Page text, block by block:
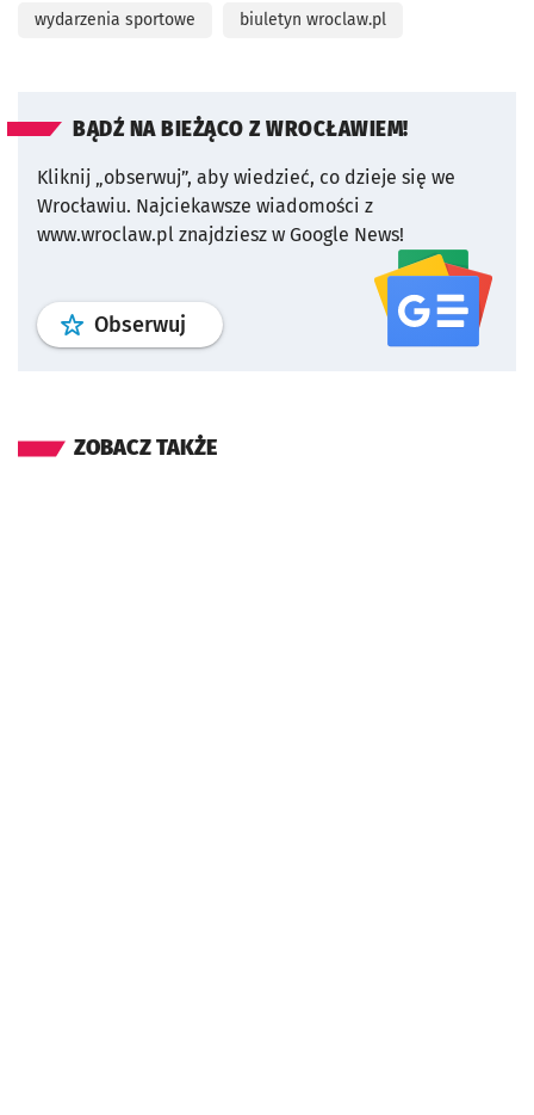
wydarzenia sportowe biuletyn wroclaw.pl
BĄDŹ NA BIEŻĄCO Z WROCŁAWIEM!
Kliknij „obserwuj”, aby wiedzieć, co dzieje się we
Wrocławiu. Najciekawsze wiadomości z
www.wroclaw.pl znajdziesz w Google News!
Obserwuj profil serwisu
ZOBACZ TAKŻE